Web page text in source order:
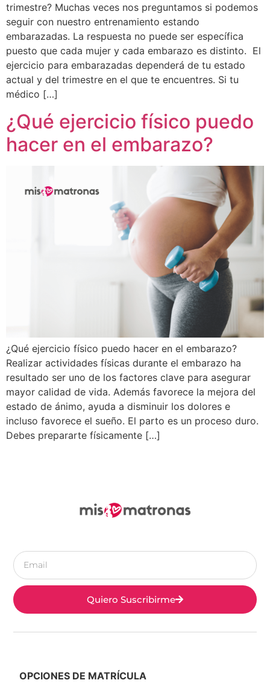
trimestre? Muchas veces nos preguntamos si podemos
seguir con nuestro entrenamiento estando
embarazadas. La respuesta no puede ser específica
puesto que cada mujer y cada embarazo es distinto. El
ejercicio para embarazadas dependerá de tu estado
actual y del trimestre en el que te encuentres. Si tu
médico […]
¿Qué ejercicio físico puedo
hacer en el embarazo?
¿Qué ejercicio físico puedo hacer en el embarazo?
Realizar actividades físicas durante el embarazo ha
resultado ser uno de los factores clave para asegurar
mayor calidad de vida. Además favorece la mejora del
estado de ánimo, ayuda a disminuir los dolores e
incluso favorece el sueño. El parto es un proceso duro.
Debes prepararte físicamente […]
Quiero Suscribirme
OPCIONES DE MATRÍCULA